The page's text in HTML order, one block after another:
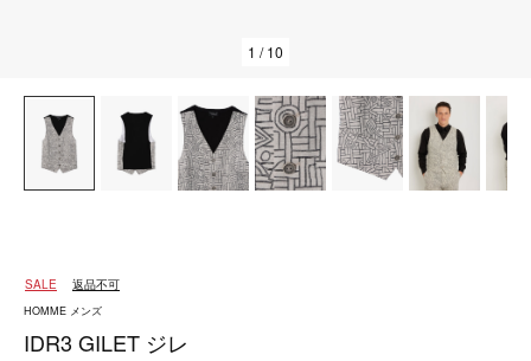
1 / 10
SALE 返品不可
HOMME メンズ
IDR3 GILET ジレ